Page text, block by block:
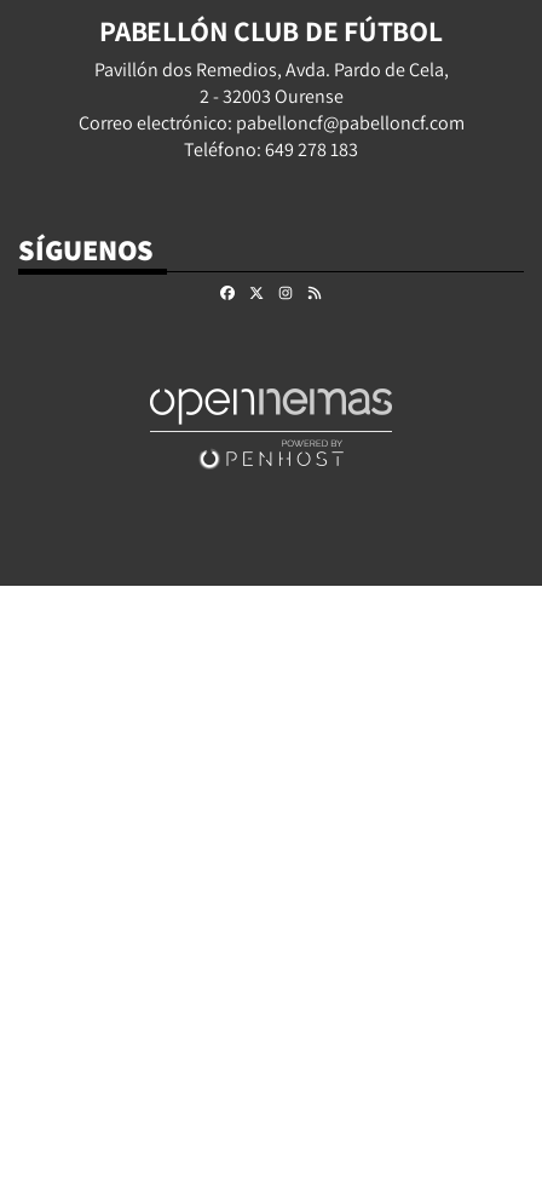
PABELLÓN CLUB DE FÚTBOL
Pavillón dos Remedios, Avda. Pardo de Cela,
2 - 32003 Ourense
Correo electrónico: pabelloncf@pabelloncf.com
Teléfono: 649 278 183
SÍGUENOS
FacebookInstagram